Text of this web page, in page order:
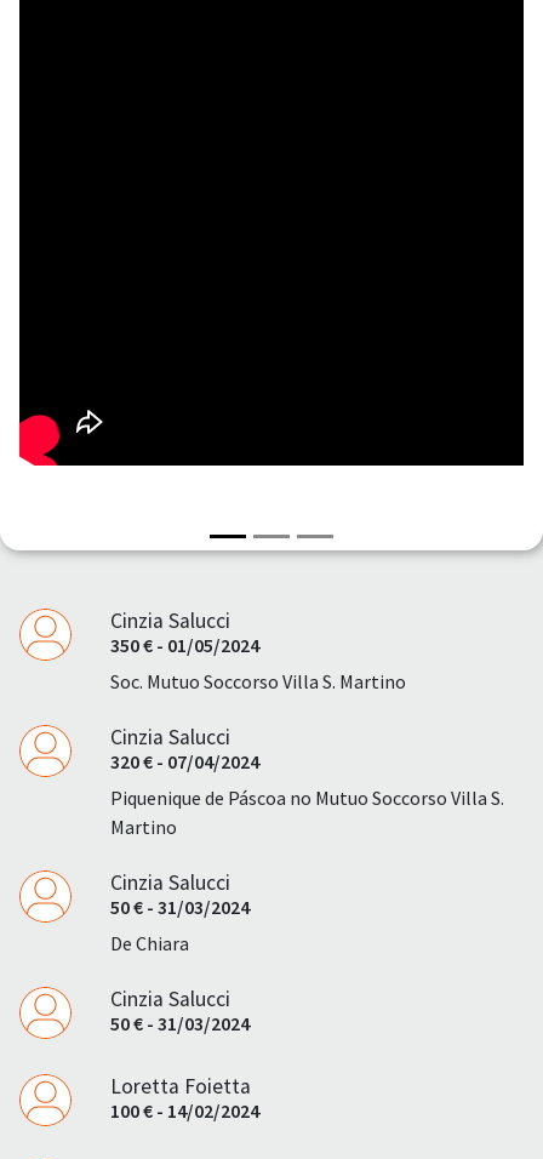
Cinzia Salucci
350 € - 01/05/2024
Soc. Mutuo Soccorso Villa S. Martino
Cinzia Salucci
320 € - 07/04/2024
Piquenique de Páscoa no Mutuo Soccorso Villa S.
Martino
Cinzia Salucci
50 € - 31/03/2024
De Chiara
Cinzia Salucci
50 € - 31/03/2024
Loretta Foietta
100 € - 14/02/2024